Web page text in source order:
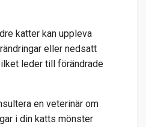
katter kan uppleva
eller nedsatt
leder till förändrade
en veterinär om
i din katts mönster